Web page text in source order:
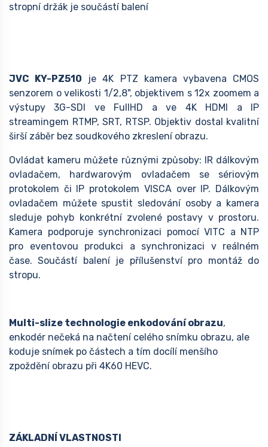
stropní držák je součástí balení
JVC KY-PZ510 je 4K PTZ kamera vybavena CMOS
senzorem o velikosti 1/2,8", objektivem s 12x zoomem a
výstupy 3G-SDI ve FullHD a ve 4K HDMI a IP
streamingem RTMP, SRT, RTSP. Objektiv dostal kvalitní
širší záběr bez soudkového zkreslení obrazu.
Ovládat kameru můžete různými způsoby: IR dálkovým
ovladačem, hardwarovým ovladačem se sériovým
protokolem či IP protokolem VISCA over IP. Dálkovým
ovladačem můžete spustit sledování osoby a kamera
sleduje pohyb konkrétní zvolené postavy v prostoru.
Kamera podporuje synchronizaci pomocí VITC a NTP
pro eventovou produkci a synchronizaci v reálném
čase. Součástí balení je přílušenství pro montáž do
stropu.
Multi-slize technologie enkodování obrazu,
enkodér nečeká na načtení celého snímku obrazu, ale
koduje snímek po částech a tím docílí menšího
zpoždění obrazu při 4K60 HEVC.
ZÁKLADNÍ VLASTNOSTI